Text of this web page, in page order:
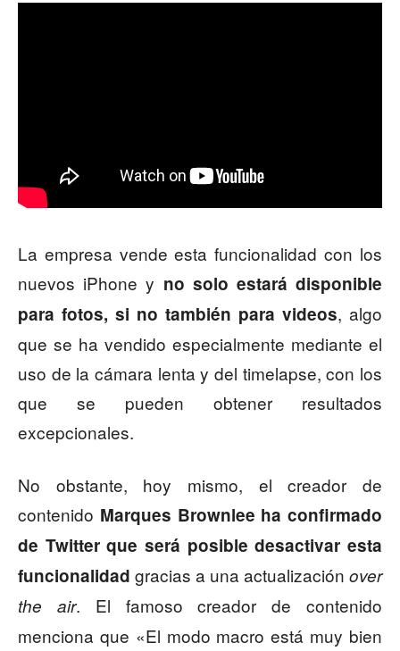
La empresa vende esta funcionalidad con los
nuevos iPhone y no solo estará disponible
para fotos, si no también para videos, algo
que se ha vendido especialmente mediante el
uso de la cámara lenta y del timelapse, con los
que se pueden obtener resultados
excepcionales.
No obstante, hoy mismo, el creador de
contenido Marques Brownlee ha confirmado
de Twitter que será posible desactivar esta
funcionalidad gracias a una actualización over
the air. El famoso creador de contenido
menciona que «El modo macro está muy bien